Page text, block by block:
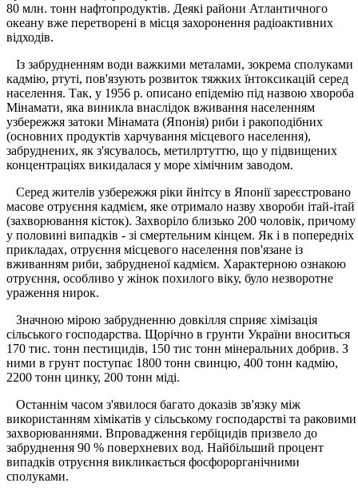
80 млн. тонн нафтопродуктів. Деякі райони Атлантичного
океану вже перетворені в місця захоронення радіоактивних
відходів.
Із забрудненням води важкими металами, зокрема сполуками
кадмію, ртуті, пов'язують розвиток тяжких їнтоксикацій серед
населення. Так, у 1956 р. описано епідемію під назвою хвороба
Мінамати, яка виникла внаслідок вживання населенням
узбережжя затоки Мінамата (Японія) риби і ракоподібних
(основних продуктів харчування місцевого населення),
забруднених, як з'ясувалось, метилртуттю, що у підвищених
концентраціях викидалася у море хімічним заводом.
Серед жителів узбережжя ріки йнітсу в Японії зареєстровано
масове отруєння кадмієм, яке отримало назву хвороби ітай-ітай
(захворювання кісток). Захворіло близько 200 чоловік, причому
у половині випадків - зі смертельним кінцем. Як і в попередніх
прикладах, отруєння місцевого населення пов'язане із
вживанням риби, забрудненої кадмієм. Характерною ознакою
отруєння, особливо у жінок похилого віку, було незворотне
ураження нирок.
Значною мірою забрудненню довкілля сприяє хімізація
сільського господарства. Щорічно в грунти України вноситься
170 тис. тонн пестицидів, 150 тис тонн мінеральних добрив. З
ними в грунт поступає 1800 тонн свинцю, 400 тонн кадмію,
2200 тонн цинку, 200 тонн міді.
Останнім часом з'явилося багато доказів зв'язку між
використанням хімікатів у сільському господарстві та раковими
захворюваннями. Впровадження гербіцидів призвело до
забруднення 90 % поверхневих вод. Найбільший процент
випадків отруєння викликається фосфорорганічними
сполуками.